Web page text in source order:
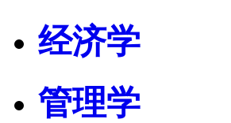
经济学
管理学